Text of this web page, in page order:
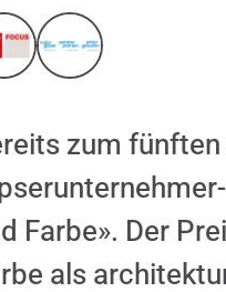
zum
Farbe». Der
als